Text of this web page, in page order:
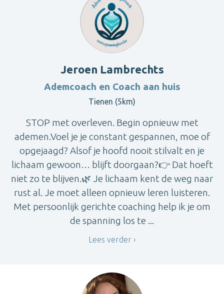
Jeroen Lambrechts
Ademcoach en Coach aan huis
Tienen (5km)
STOP met overleven. Begin opnieuw met
ademen.Voel je je constant gespannen, moe of
opgejaagd? Alsof je hoofd nooit stilvalt en je
lichaam gewoon… blijft doorgaan?👉 Dat hoeft
niet zo te blijven.🌿 Je lichaam kent de weg naar
rust al. Je moet alleen opnieuw leren luisteren.
Met persoonlijk gerichte coaching help ik je om
de spanning los te ...
Lees verder